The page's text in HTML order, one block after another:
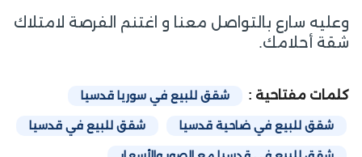
وعليه سارع بالتواصل معنا و اغتنم الفرصة لامتلاك
شقة أحلامك.
كلمات مفتاحية : شقق للبيع في سوريا قدسيا
شقق للبيع في ضاحية قدسيا شقق للبيع في قدسيا